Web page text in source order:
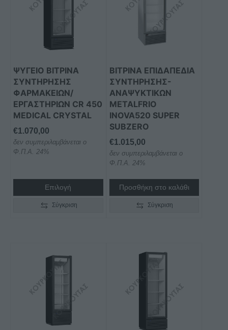
ΨΥΓΕΙΟ ΒΙΤΡΙΝΑ
ΣΥΝΤΗΡΗΣΗΣ
ΦΑΡΜΑΚΕΙΩΝ/
ΕΡΓΑΣΤΗΡΙΩΝ CR 450
MEDICAL CRYSTAL
€1.070,00
δεν συμπεριλαμβάνεται ο
Φ.Π.Α. 24%
Επιλογή
Σύγκριση
ΒΙΤΡΙΝΑ ΕΠΙΔΑΠΕΔΙΑ
ΣΥΝΤΗΡΗΣΗΣ-
ΑΝΑΨΥΚΤΙΚΩΝ
METALFRIO
INOVA520 SUPER
SUBZERO
€1.015,00
δεν συμπεριλαμβάνεται ο
Φ.Π.Α. 24%
Προσθήκη στο καλάθι
Σύγκριση